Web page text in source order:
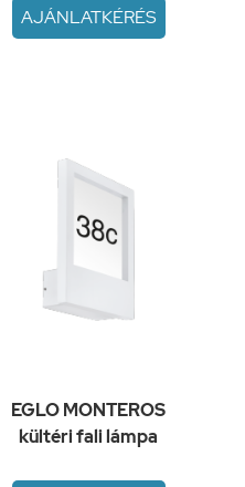
AJÁNLATKÉRÉS
EGLO MONTEROS
kültéri fali lámpa